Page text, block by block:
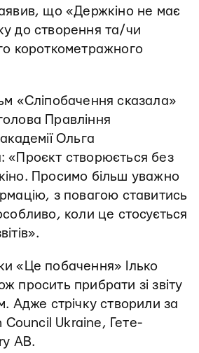
що «Держкіно не має
до створення та/чи
короткометражного
«Сліпобачення сказала»
Правління
Ольга
«Проєкт створюється без
Просимо більш уважно
з повагою ставитись
коли це стосується
«Це побачення» Ілько
просить прибрати зі звіту
Адже стрічку створили за
Council Ukraine, Гете-
AB.